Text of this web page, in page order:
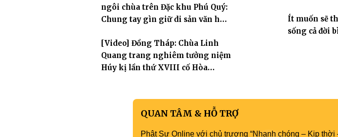
ngôi chùa trên Đặc khu Phú Quý:
Chung tay gìn giữ di sản văn hóa
[Video] Đồng Tháp: Chùa Linh
Quang trang nghiêm tưởng niệm
Húy kị lần thứ XVIII cố Hòa
Ít muốn sẽ
sống cả đời
QUAN TÂM & HỖ TRỢ
Phật Sự Online với chủ trương “Nhanh chóng – Kịp thời